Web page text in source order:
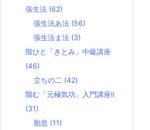
張生法 (62)
張生法あ法 (56)
張生法ま法 (3)
階ひと「きとみ」中級講座
(46)
立ちの二 (42)
階む「元極気功」入門講座Ⅱ
(31)
胎息 (11)